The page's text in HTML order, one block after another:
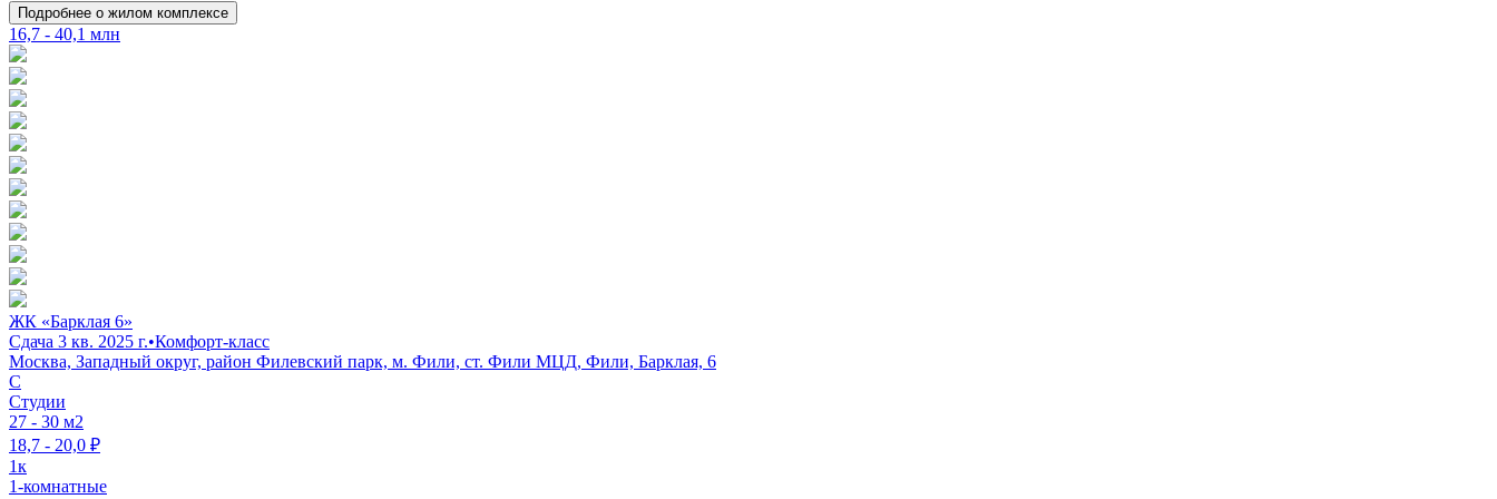
Подробнее о жилом комплексе
16,7 - 40,1 млн
ЖК «Барклая 6»
Сдача 3 кв. 2025 г.•Комфорт-класс
Москва, Западный округ, район Филевский парк, м. Фили, ст. Фили МЦД, Фили, Барклая, 6
C
Студии
27 - 30 м2
18,7 - 20,0 ₽
1к
1-комнатные